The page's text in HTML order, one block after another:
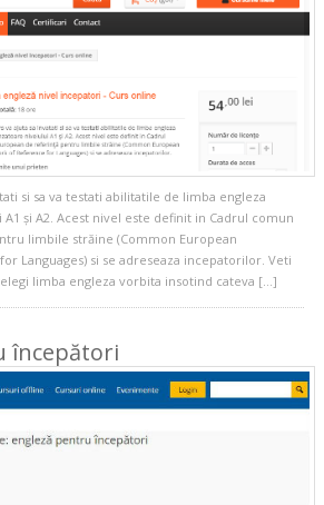
si sa va testati abilitatile de limba engleza
și A2. Acest nivel este definit in Cadrul comun
limbile străine (Common European
Languages) si se adreseaza incepatorilor. Veti
limba engleza vorbita insotind cateva […]
începători